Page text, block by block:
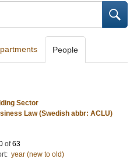
People
Sector
Law (Swedish abbr: ACLU)
of63
year (new to old)